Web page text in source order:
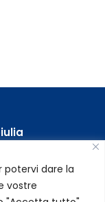
potervi dare la
vostre